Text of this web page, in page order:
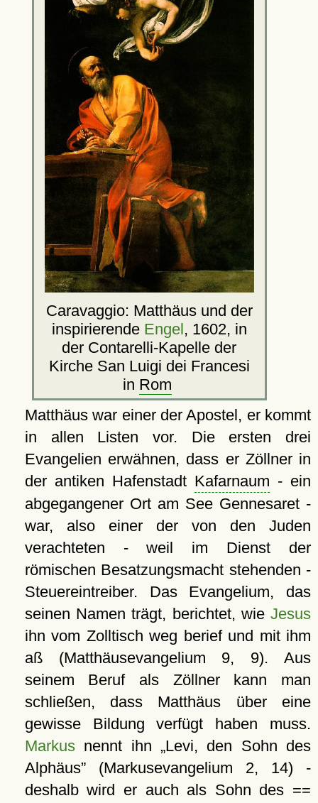
Caravaggio: Matthäus und der
inspirierende Engel, 1602, in
der Contarelli-Kapelle der
Kirche San Luigi dei Francesi
in Rom
Matthäus war einer der Apostel, er kommt
in allen Listen vor. Die ersten drei
Evangelien erwähnen, dass er Zöllner in
der antiken Hafenstadt Kafarnaum - ein
abgegangener Ort am See Gennesaret -
war, also einer der von den Juden
verachteten - weil im Dienst der
römischen Besatzungsmacht stehenden -
Steuereintreiber. Das Evangelium, das
seinen Namen trägt, berichtet, wie Jesus
ihn vom Zolltisch weg berief und mit ihm
aß (Matthäusevangelium 9, 9). Aus
seinem Beruf als Zöllner kann man
schließen, dass Matthäus über eine
gewisse Bildung verfügt haben muss.
Markusnennt ihn
Levi, den Sohn des
Alphäus (Markusevangelium 2, 14) -
deshalb wird er auch als Sohn des ==